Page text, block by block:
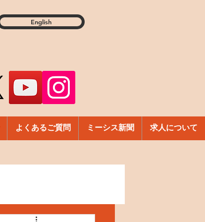
English
よくあるご質問 ミーシス新聞 求人について